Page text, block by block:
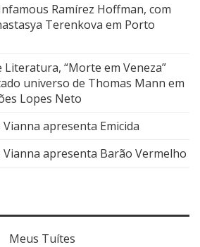
Ramírez Hoffman, com
Terenkova em Porto
“Morte em Veneza”
universo de Thomas Mann em
Lopes Neto
apresenta Emicida
apresenta Barão Vermelho
Meus Tuítes